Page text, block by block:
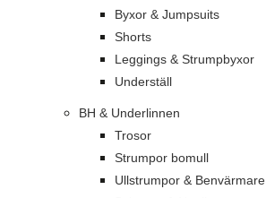
Byxor & Jumpsuits
Shorts
Leggings & Strumpbyxor
Underställ
BH & Underlinnen
Trosor
Strumpor bomull
Ullstrumpor & Benvärmare